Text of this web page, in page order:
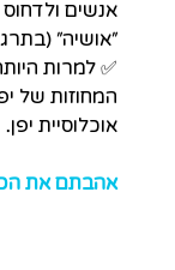
אנשים
"אושיה"
✅
אוכלוסיית יפן.
אהבתם את